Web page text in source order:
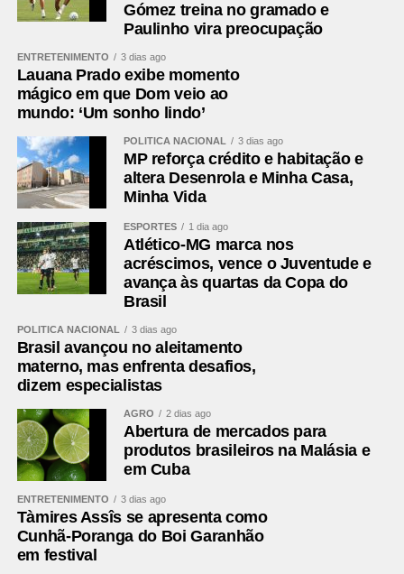
Os prefeitos que conduzirão os trabalhos na Assomec
permanecerão na entidade até o fim de 2026. Veja quem
Diretoria Executiva­­­­­­­­­­­­­­­­
Helder Luiz Lazarotto – Colombo – presidente
presidente
Marco Antonio Marcondes Silva – Fazenda Rio Grande –
2º vice-presidente
Rosa Maria de Jesus Colombo – Pinhais- secretária
Marcus Mauricio de Souza Tesserolli – Piraquara –
tesoureiro
Margarida Maria Singer – São José dos Pinhais –
presidente
Marco Antônio Baldão – Tunas do Paraná – membro ­­­­­­­
Jose Altair Moreira – Tijucas do Sul – membro
Suplentes
1º Rilton Boza – Campo Magro
2º Antônio Adamir Digner (Mostarda) – Contenda
Secretário-executivo
Neco Prado
Gómez treina no gramado e
Paulinho vira preocupação
ENTRETENIMENTO 3 dias ago
Lauana Prado exibe momento
mágico em que Dom veio ao
mundo: ‘Um sonho lindo’
POLÍTICA NACIONAL 3 dias ago
MP reforça crédito e habitação e
altera Desenrola e Minha Casa,
Minha Vida
ESPORTES 1 dia ago
Atlético-MG marca nos
acréscimos, vence o Juventude e
avança às quartas da Copa do
Brasil
POLÍTICA NACIONAL 3 dias ago
Brasil avançou no aleitamento
materno, mas enfrenta desafios,
dizem especialistas
AGRO 2 dias ago
Abertura de mercados para
produtos brasileiros na Malásia e
em Cuba
ENTRETENIMENTO 3 dias ago
Tàmires Assîs se apresenta como
Cunhã-Poranga do Boi Garanhão
em festival